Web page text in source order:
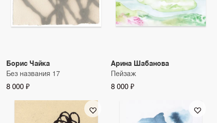
Борис Чайка
Без названия 17
8 000 ₽
Арина Шабанова
Пейзаж
8 000 ₽